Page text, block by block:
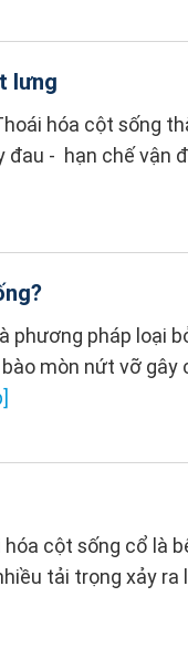
lưng
hóa cột sống
đau - hạn chế vận
pháp loại
mòn nứt vỡ gây
cột sống cổ là
tải trọng xảy ra